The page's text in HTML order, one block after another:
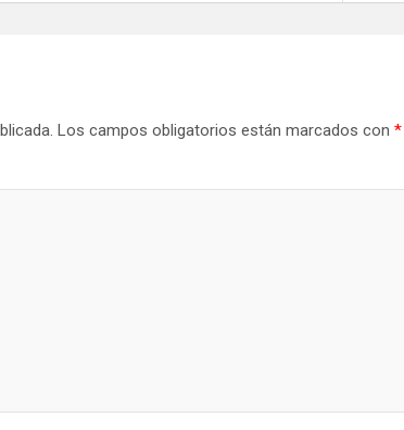
Los campos obligatorios están marcados con *